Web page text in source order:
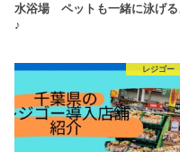
水浴場 ペットも一緒に泳げる
♪
レジゴー